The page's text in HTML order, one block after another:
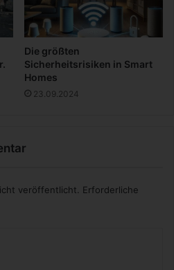
Die größten
Sicherheitsrisiken in Smart
Homes
23.09.2024
veröffentlicht.
Erforderliche